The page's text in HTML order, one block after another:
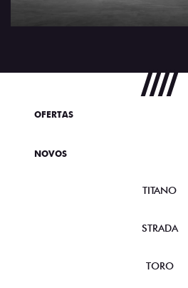
OFERTAS
NOVOS
TITANO
STRADA
TORO